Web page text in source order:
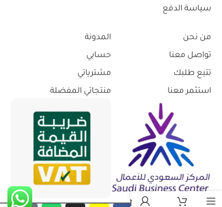
سياسة الدفع
من نحن
تواصل معنا
تتبع طلبك
استثمر معنا
المدونة
حسابي
مشترياتي
منتجاتي المفضلة